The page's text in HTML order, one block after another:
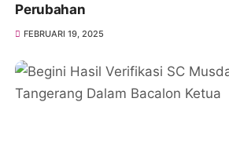
Perubahan
FEBRUARI 19, 2025